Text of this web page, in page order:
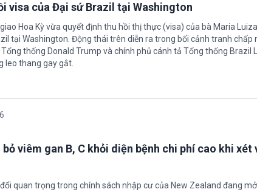
visa của Đại sứ Brazil tại Washington
Hoa Kỳ vừa quyết định thu hồi thị thực (visa) của bà Maria
tại Washington. Động thái trên diễn ra trong bối cảnh tranh chấp
thống Donald Trump và chính phủ cánh tả Tổng thống Brazil
leo thang gay gắt.
viêm gan B, C khỏi diện bệnh chi phí cao khi xét
quan trọng trong chính sách nhập cư của New Zealand đang